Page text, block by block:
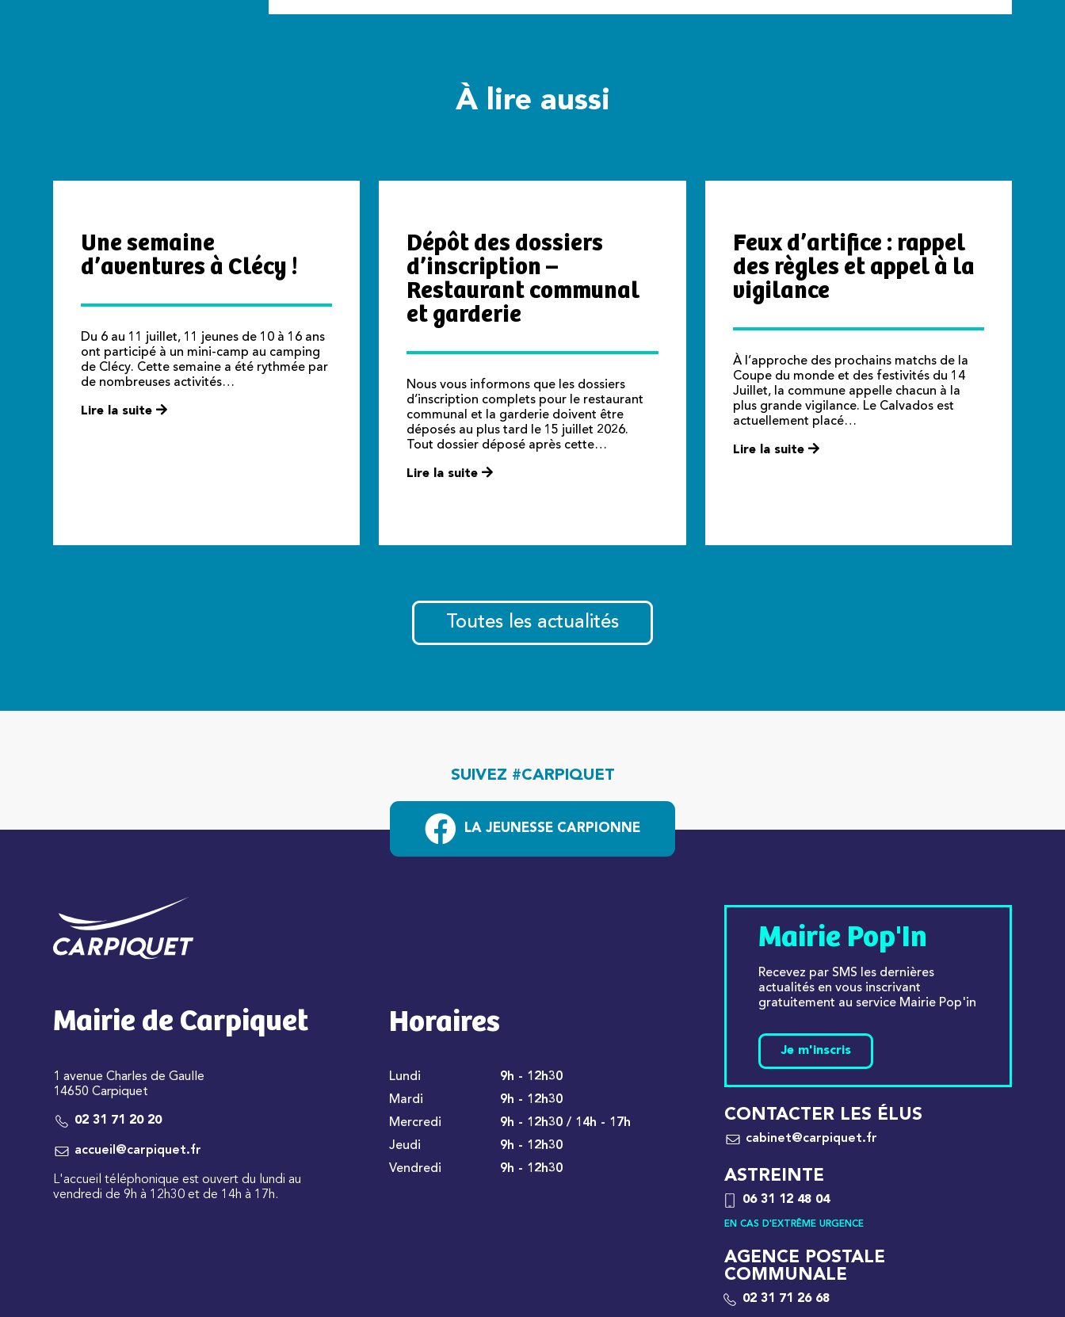
À lire aussi
Une semaine
d’aventures à Clécy !
Du 6 au 11 juillet, 11 jeunes de 10 à 16 ans
ont participé à un mini-camp au camping
de Clécy. Cette semaine a été rythmée par
de nombreuses activités…
Lire la suite
Dépôt des dossiers
d’inscription –
Restaurant communal
et garderie
Nous vous informons que les dossiers
d’inscription complets pour le restaurant
communal et la garderie doivent être
déposés au plus tard le 15 juillet 2026.
Tout dossier déposé après cette…
Lire la suite
Feux d’artifice : rappel
des règles et appel à la
vigilance
À l’approche des prochains matchs de la
Coupe du monde et des festivités du 14
Juillet, la commune appelle chacun à la
plus grande vigilance. Le Calvados est
actuellement placé…
Lire la suite
Toutes les actualités
SUIVEZ #CARPIQUET
LA JEUNESSE CARPIONNE
Mairie de Carpiquet
1 avenue Charles de Gaulle
14650 Carpiquet
02 31 71 20 20
accueil@carpiquet.fr
L'accueil téléphonique est ouvert du lundi au
vendredi de 9h à 12h30 et de 14h à 17h.
Horaires
Lundi
9h - 12h30
Mardi
9h - 12h30
Mercredi
9h - 12h30 / 14h - 17h
Jeudi
9h - 12h30
Vendredi
9h - 12h30
Mairie Pop'In
Recevez par SMS les dernières
actualités en vous inscrivant
gratuitement au service Mairie Pop'in
Je m'inscris
CONTACTER LES ÉLUS
cabinet@carpiquet.fr
ASTREINTE
06 31 12 48 04
EN CAS D'EXTRÊME URGENCE
AGENCE POSTALE
COMMUNALE
02 31 71 26 68